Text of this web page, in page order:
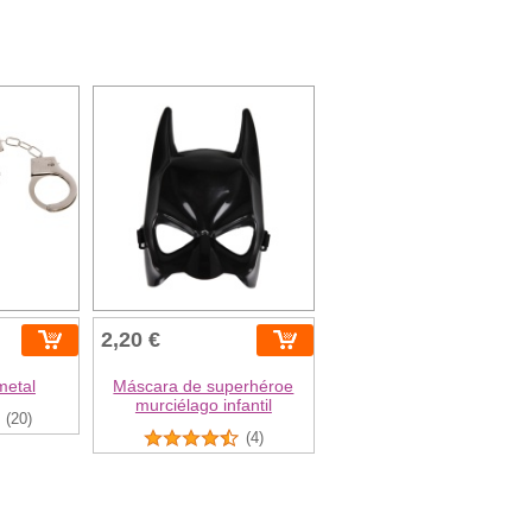
(20)
2,20 €
Máscara de superhéroe
murciélago infantil
(4)